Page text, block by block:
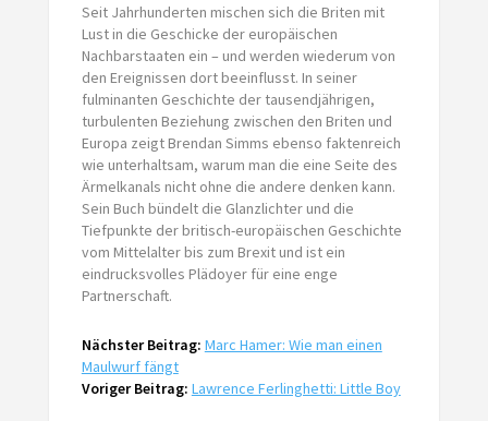
Seit Jahrhunderten mischen sich die Briten mit
Lust in die Geschicke der europäischen
Nachbarstaaten ein – und werden wiederum von
den Ereignissen dort beeinflusst. In seiner
fulminanten Geschichte der tausendjährigen,
turbulenten Beziehung zwischen den Briten und
Europa zeigt Brendan Simms ebenso faktenreich
wie unterhaltsam, warum man die eine Seite des
Ärmelkanals nicht ohne die andere denken kann.
Sein Buch bündelt die Glanzlichter und die
Tiefpunkte der britisch-europäischen Geschichte
vom Mittelalter bis zum Brexit und ist ein
eindrucksvolles Plädoyer für eine enge
Partnerschaft.
Nächster Beitrag: Marc Hamer: Wie man einen
Maulwurf fängt
Voriger Beitrag: Lawrence Ferlinghetti: Little Boy